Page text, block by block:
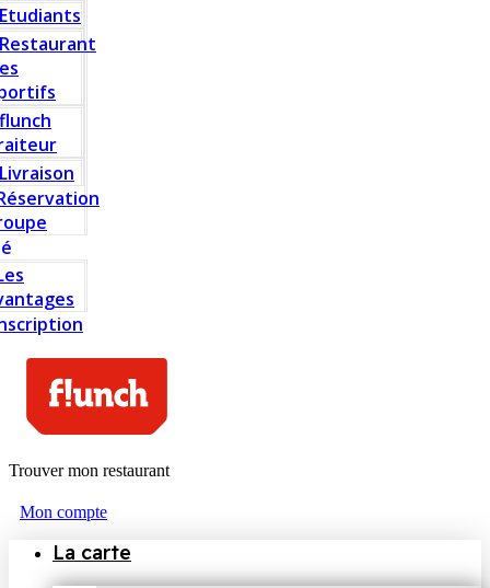
Etudiants
Restaurant
flunch
Livraison
Trouver mon restaurant
Mon compte
La carte